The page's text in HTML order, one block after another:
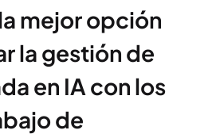
mejor opción
la gestión de
en IA con los
de